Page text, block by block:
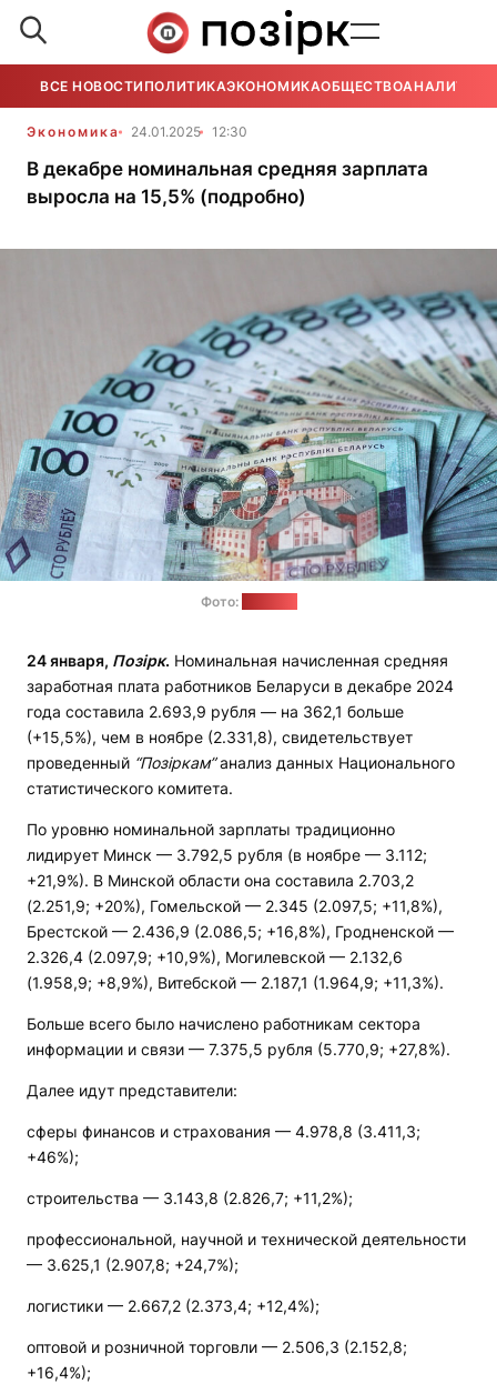
ВСЕ НОВОСТИ ПОЛИТИКАЭКОНОМИКАОБЩЕСТВОАНАЛИТИКА
Экономика 24.01.2025 12:30
В декабре номинальная средняя зарплата
выросла на 15,5% (подробно)
Фото:
24 января, Позірк. Номинальная начисленная средняя
заработная плата работников Беларуси в декабре 2024
года составила 2.693,9 рубля — на 362,1 больше
(+15,5%), чем в ноябре (2.331,8), свидетельствует
проведенный “Позіркам”анализ данных Национального
статистического комитета.
По уровню номинальной зарплаты традиционно
лидирует Минск — 3.792,5 рубля (в ноябре — 3.112;
+21,9%). В Минской области она составила 2.703,2
(2.251,9; +20%), Гомельской — 2.345 (2.097,5; +11,8%),
Брестской — 2.436,9 (2.086,5; +16,8%), Гродненской —
2.326,4 (2.097,9; +10,9%), Могилевской — 2.132,6
(1.958,9; +8,9%), Витебской — 2.187,1 (1.964,9; +11,3%).
Больше всего было начислено работникам сектора
информации и связи — 7.375,5 рубля (5.770,9; +27,8%).
Далее идут представители:
сферы финансов и страхования — 4.978,8 (3.411,3;
+46%);
строительства — 3.143,8 (2.826,7; +11,2%);
профессиональной, научной и технической деятельности
— 3.625,1 (2.907,8; +24,7%);
логистики — 2.667,2 (2.373,4; +12,4%);
оптовой и розничной торговли — 2.506,3 (2.152,8;
+16,4%);